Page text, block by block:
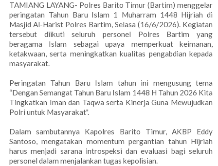
TAMIANG LAYANG- Polres Barito Timur (Bartim) menggelar
peringatan Tahun Baru Islam 1 Muharram 1448 Hijriah di
Masjid Al-Harist Polres Bartim, Selasa (16/6/2026). Kegiatan
tersebut diikuti seluruh personel Polres Bartim yang
beragama Islam sebagai upaya memperkuat keimanan,
ketakwaan, serta meningkatkan kualitas pengabdian kepada
masyarakat.
Peringatan Tahun Baru Islam tahun ini mengusung tema
“Dengan Semangat Tahun Baru Islam 1448 H Tahun 2026 Kita
Tingkatkan Iman dan Taqwa serta Kinerja Guna Mewujudkan
Polri untuk Masyarakat".
Dalam sambutannya Kapolres Barito Timur, AKBP Eddy
Santoso, mengatakan momentum pergantian tahun Hijriah
harus menjadi sarana introspeksi dan evaluasi bagi seluruh
personel dalam menjalankan tugas kepolisian.